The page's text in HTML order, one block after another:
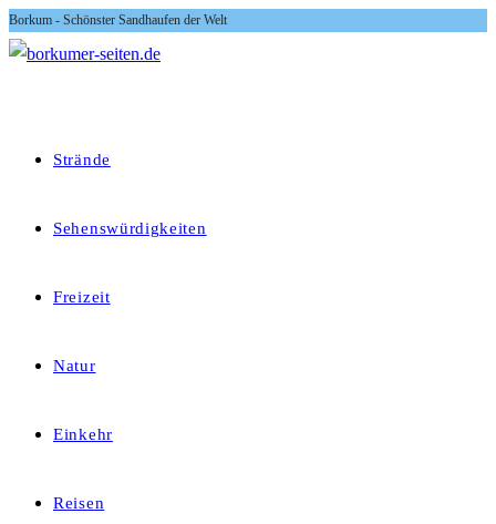
Zum
Inhalt
Borkum - Schönster Sandhaufen der Welt
Strände
Sehenswürdigkeiten
Freizeit
Natur
Einkehr
Reisen